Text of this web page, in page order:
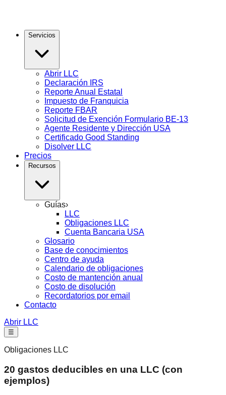
Servicios
Abrir LLC
Declaración IRS
Reporte Anual Estatal
Impuesto de Franquicia
Reporte FBAR
Solicitud de Exención Formulario BE-13
Agente Residente y Dirección USA
Certificado Good Standing
Disolver LLC
Precios
Recursos
Guías›
LLC
Obligaciones LLC
Cuenta Bancaria USA
Glosario
Base de conocimientos
Centro de ayuda
Calendario de obligaciones
Costo de mantención anual
Costo de disolución
Recordatorios por email
Contacto
Abrir LLC
☰
Obligaciones LLC
20 gastos deducibles en una LLC (con
ejemplos)